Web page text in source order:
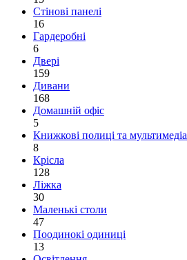
Стінові панелі
16
Гардеробні
6
Двері
159
Дивани
168
Домашній офіс
5
Книжкові полиці та мультимедіа
8
Крісла
128
Ліжка
30
Маленькі столи
47
Поодинокі одиниці
13